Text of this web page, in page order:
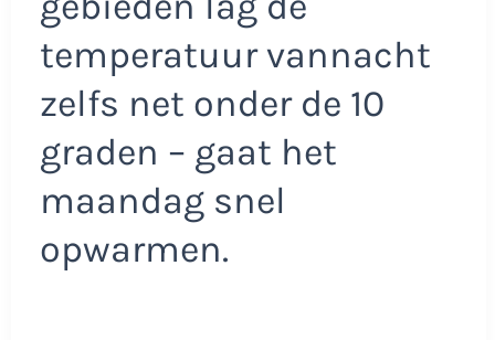
temperatuur vannacht
zelfs net onder de 10
graden – gaat het
maandag snel
opwarmen.